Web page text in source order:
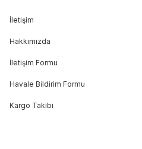
İletişim
Hakkımızda
İletişim Formu
Havale Bildirim Formu
Kargo Takibi